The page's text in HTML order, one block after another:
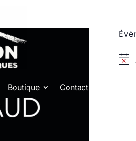
Boutique Contact